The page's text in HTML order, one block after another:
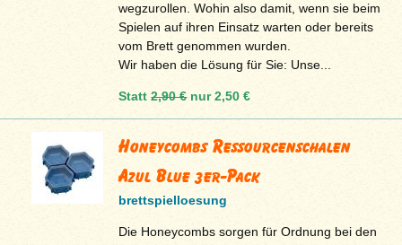
wegzurollen. Wohin also damit, wenn sie beim
Spielen auf ihren Einsatz warten oder bereits
vom Brett genommen wurden.
Wir haben die Lösung für Sie: Unse...
Statt2,90 €nur2,50 €
Honeycombs Ressourcenschalen
Azul Blue 3er-Pack
brettspielloesung
Die Honeycombs sorgen für Ordnung bei den